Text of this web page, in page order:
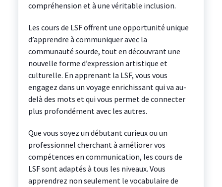
compréhension et à une véritable inclusion.
Les cours de LSF offrent une opportunité unique
d’apprendre à communiquer avec la
communauté sourde, tout en découvrant une
nouvelle forme d’expression artistique et
culturelle. En apprenant la LSF, vous vous
engagez dans un voyage enrichissant qui va au-
delà des mots et qui vous permet de connecter
plus profondément avec les autres.
Que vous soyez un débutant curieux ou un
professionnel cherchant à améliorer vos
compétences en communication, les cours de
LSF sont adaptés à tous les niveaux. Vous
apprendrez non seulement le vocabulaire de